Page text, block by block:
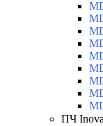
ПЧ